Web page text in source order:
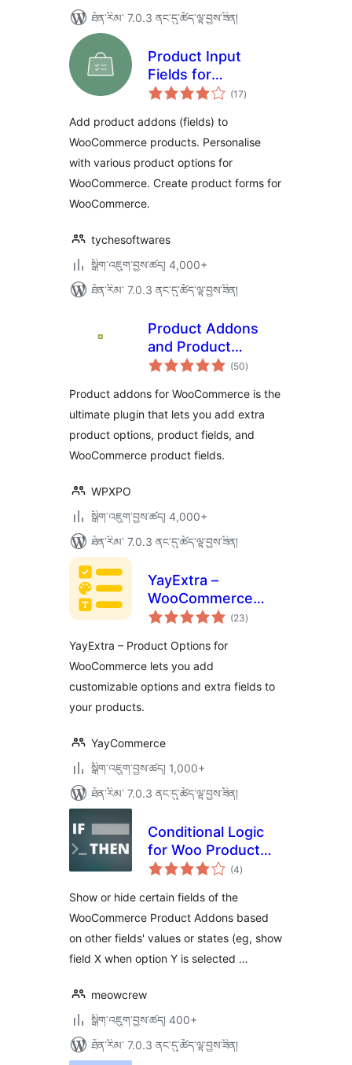
ཐོན་རིམ་ 7.0.3 ནང་དུ་ཚོད་ལྟ་བྱས་ཟིན།
Product Input
Fields for
WooCommerce
(17གདེང་
འཇོག་
)
Add product addons (fields) to
WooCommerce products. Personalise
with various product options for
WooCommerce. Create product forms for
WooCommerce.
tychesoftwares
སྒྲིག་འཇུག་བྱས་ཚད། 4,000+
ཐོན་རིམ་ 7.0.3 ནང་དུ་ཚོད་ལྟ་བྱས་ཟིན།
Product Addons
and Product
Options With
WowAddons
(50གདེང་
འཇོག་
ཚང་།
)
Product addons for WooCommerce is the
ultimate plugin that lets you add extra
product options, product fields, and
WooCommerce product fields.
WPXPO
སྒྲིག་འཇུག་བྱས་ཚད། 4,000+
ཐོན་རིམ་ 7.0.3 ནང་དུ་ཚོད་ལྟ་བྱས་ཟིན།
YayExtra –
WooCommerce
Extra Product
(23གདེང་
འཇོག་
)
YayExtra – Product Options for
WooCommerce lets you add
customizable options and extra fields to
your products.
YayCommerce
སྒྲིག་འཇུག་བྱས་ཚད། 1,000+
ཐོན་རིམ་ 7.0.3 ནང་དུ་ཚོད་ལྟ་བྱས་ཟིན།
Conditional Logic
for Woo Product
Add-ons
(4གདེང་
འཇོག་
)
Show or hide certain fields of the
WooCommerce Product Addons based
on other fields' values or states (eg, show
field X when option Y is selected …
meowcrew
སྒྲིག་འཇུག་བྱས་ཚད། 400+
ཐོན་རིམ་ 7.0.3 ནང་དུ་ཚོད་ལྟ་བྱས་ཟིན།